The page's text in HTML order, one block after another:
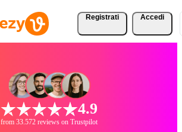
Registrati Accedi
4.9
from 33.572 reviews on Trustpilot